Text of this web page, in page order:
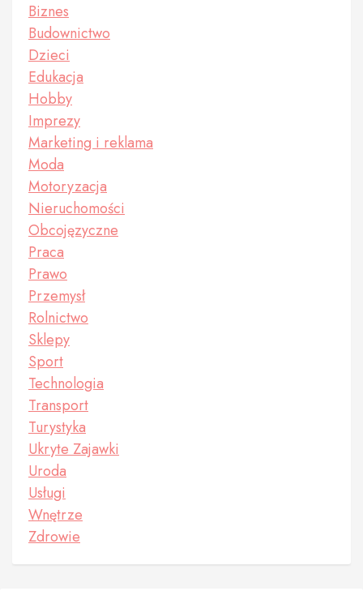
Biznes
Budownictwo
Dzieci
Edukacja
Hobby
Imprezy
Marketing i reklama
Moda
Motoryzacja
Nieruchomości
Obcojęzyczne
Praca
Prawo
Przemysł
Rolnictwo
Sklepy
Sport
Technologia
Transport
Turystyka
Ukryte Zajawki
Uroda
Usługi
Wnętrze
Zdrowie